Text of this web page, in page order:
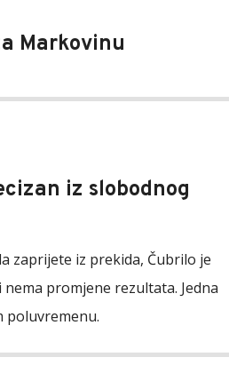
Markovinu
iz slobodnog
zaprijete iz prekida, Čubrilo je
promjene rezultata. Jedna
poluvremenu.